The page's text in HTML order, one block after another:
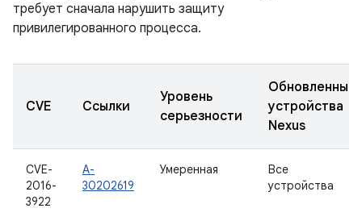
требует сначала нарушить защиту
привилегированного процесса.
CVE Ссылки
Уровень
серьезности
Обновленные
устройства
Nexus
CVE-
2016-
3922
A-
30202619
Умеренная
Все
устройства